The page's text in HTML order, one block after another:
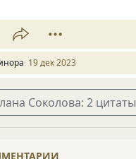
19 дек 2023
Соколова: 2 цитаты